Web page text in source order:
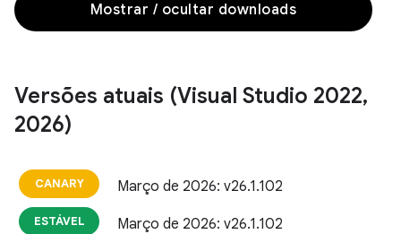
Mostrar / ocultar downloads
Versões atuais (Visual Studio 2022,
2026)
CANARY Março de 2026: v26.1.102
ESTÁVEL Março de 2026: v26.1.102